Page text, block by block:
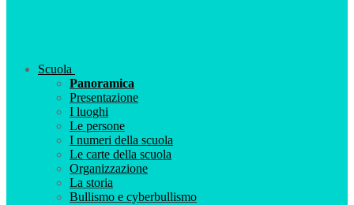
Scuola
Panoramica
Presentazione
I luoghi
Le persone
I numeri della scuola
Le carte della scuola
Organizzazione
La storia
Bullismo e cyberbullismo